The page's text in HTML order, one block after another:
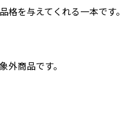
格を与えてくれる一本です。
外商品です。